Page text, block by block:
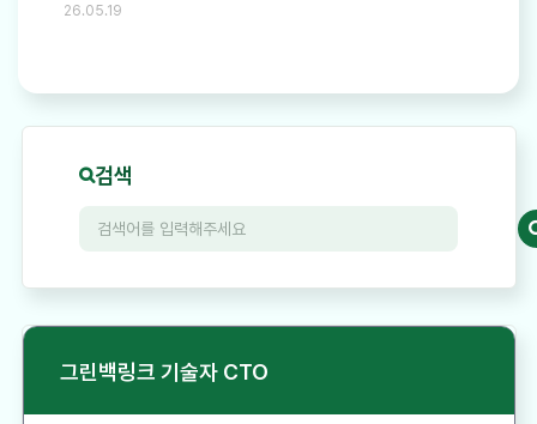
26.05.19
검색
그린백링크 기술자 CTO